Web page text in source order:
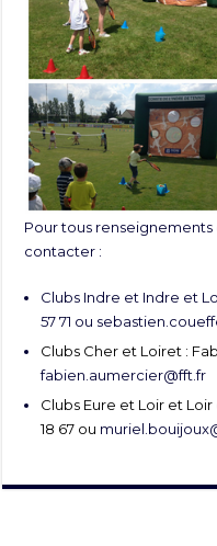
Pour tous
contacter :
Clubs Indre et Indre et
57 71 ou
Clubs Cher et Loiret :
fabien.aumercier@fft.fr
Clubs Eure et Loir et
18 67 ou